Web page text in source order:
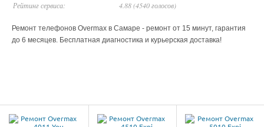
Рейтинг сервиса: 4.88 (4540 голосов)
Ремонт телефонов Overmax в Самаре - ремонт от 15 минут, гарантия
до 6 месяцев. Бесплатная диагностика и курьерская доставка!